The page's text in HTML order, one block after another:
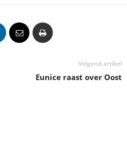
Volgend artikel
Eunice raast over Oost